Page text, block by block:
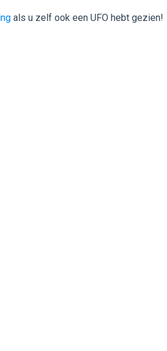
als u zelf ook een UFO hebt gezien!